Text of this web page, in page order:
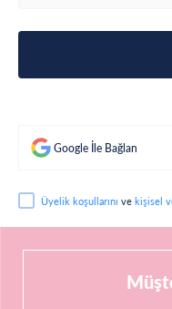
Google İle Bağlan
Üyelik koşullarını ve kişisel